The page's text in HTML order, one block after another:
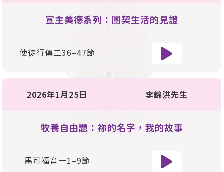
宣主美德系列：團契生活的見證
使徒行傳二36–47節
2026年1月25日 李錦洪先生
牧養自由題：祢的名字，我的故事
馬可福音一1–9節